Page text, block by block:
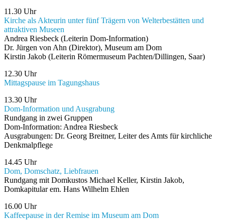
11.30 Uhr
Kirche als Akteurin unter fünf Trägern von Welterbestätten und
attraktiven Museen
Andrea Riesbeck (Leiterin Dom-Information)
Dr. Jürgen von Ahn (Direktor), Museum am Dom
Kirstin Jakob (Leiterin Römermuseum Pachten/Dillingen, Saar)
12.30 Uhr
Mittagspause im Tagungshaus
13.30 Uhr
Dom-Information und Ausgrabung
Rundgang in zwei Gruppen
Dom-Information: Andrea Riesbeck
Ausgrabungen: Dr. Georg Breitner, Leiter des Amts für kirchliche
Denkmalpflege
14.45 Uhr
Dom, Domschatz, Liebfrauen
Rundgang mit Domkustos Michael Keller, Kirstin Jakob,
Domkapitular em. Hans Wilhelm Ehlen
16.00 Uhr
Kaffeepause in der Remise im Museum am Dom